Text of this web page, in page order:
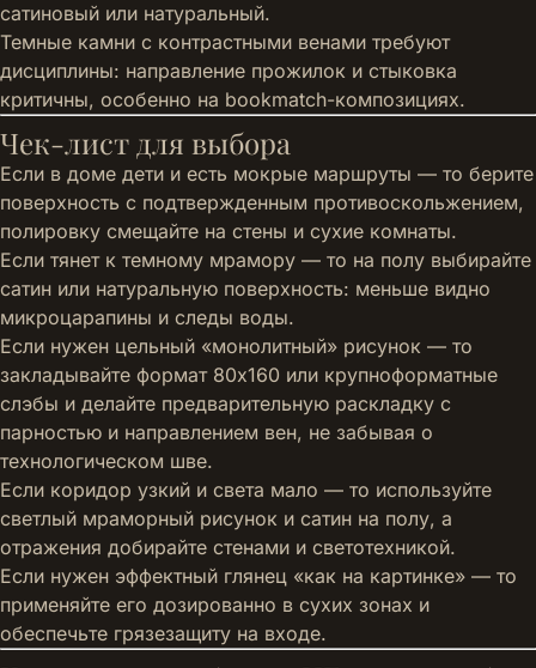
сатиновый или натуральный.
Темные камни с контрастными венами требуют
дисциплины: направление прожилок и стыковка
критичны, особенно на bookmatch-композициях.
Чек-лист для выбора
Если в доме дети и есть мокрые маршруты — то берите
поверхность с подтвержденным противоскольжением,
полировку смещайте на стены и сухие комнаты.
Если тянет к темному мрамору — то на полу выбирайте
сатин или натуральную поверхность: меньше видно
микроцарапины и следы воды.
Если нужен цельный «монолитный» рисунок — то
закладывайте формат 80x160 или крупноформатные
слэбы и делайте предварительную раскладку с
парностью и направлением вен, не забывая о
технологическом шве.
Если коридор узкий и света мало — то используйте
светлый мраморный рисунок и сатин на полу, а
отражения добирайте стенами и светотехникой.
Если нужен эффектный глянец «как на картинке» — то
применяйте его дозированно в сухих зонах и
обеспечьте грязезащиту на входе.